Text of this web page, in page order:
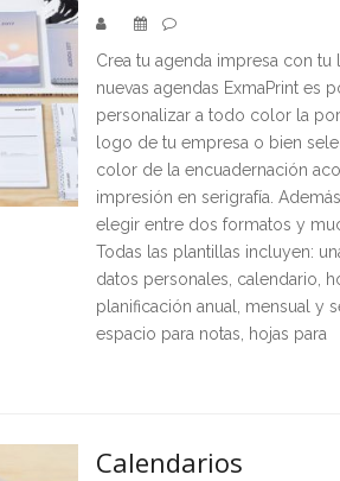
Crea tu agenda impresa con tu
nuevas agendas ExmaPrint es
personalizar a todo color la
logo de tu empresa o bien
color de la encuadernación
impresión en serigrafía.
elegir entre dos formatos y
Todas las plantillas incluyen:
datos personales, calendario,
planificación anual, mensual y
espacio para notas, hojas para
Calendarios